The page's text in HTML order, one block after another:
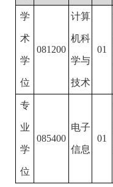
学
术
学
位
081200
计算
机科
学与
技术
01
专
业
学
位
085400
电子
信息
01